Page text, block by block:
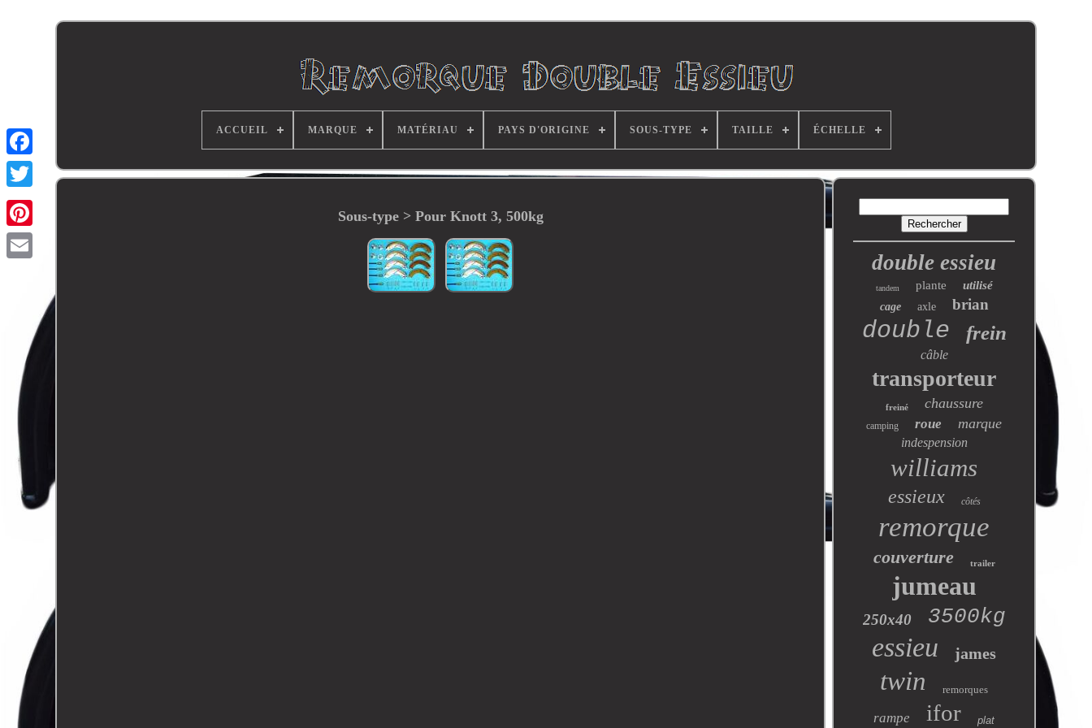
ACCUEIL MARQUE MATÉRIAU PAYS D'ORIGINE SOUS-TYPE TAILLE ÉCHELLE
Sous-type > Pour Knott 3, 500kg
double essieu
tandem plante utilisé
cage axle brian
double frein
câble
transporteur
freiné chaussure
camping roue marque
indespension
williams
essieux côtés
remorque
couverture trailer
jumeau
250x40 3500kg
essieu james
twin remorques
rampe ifor plat